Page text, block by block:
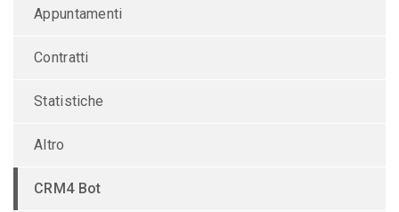
Appuntamenti
Contratti
Statistiche
Altro
CRM4 Bot